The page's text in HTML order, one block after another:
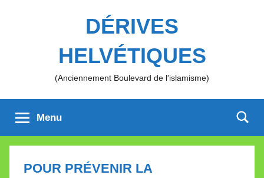
DÉRIVES
HELVÉTIQUES
(Anciennement Boulevard de l'islamisme)
Menu
POUR PRÉVENIR LA